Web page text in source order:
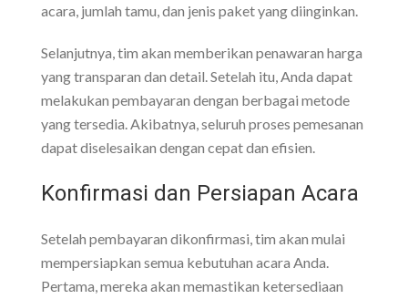
acara, jumlah tamu, dan jenis paket yang diinginkan.
Selanjutnya, tim akan memberikan penawaran harga
yang transparan dan detail. Setelah itu, Anda dapat
melakukan pembayaran dengan berbagai metode
yang tersedia. Akibatnya, seluruh proses pemesanan
dapat diselesaikan dengan cepat dan efisien.
Konfirmasi dan Persiapan Acara
Setelah pembayaran dikonfirmasi, tim akan mulai
mempersiapkan semua kebutuhan acara Anda.
Pertama, mereka akan memastikan ketersediaan